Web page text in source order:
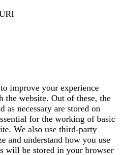
improve your experience
the website. Out of these, the
as necessary are stored on
for the working of basic
We also use third-party
and understand how you use
will be stored in your browser